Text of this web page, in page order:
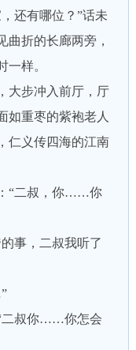
还有哪位？”话未
曲折的长廊两旁，
一样。
步冲入前厅，厅
如重枣的紫袍老人
仁义传四海的江南
“二叔，你……你
事，二叔我听了
叔你……你怎会